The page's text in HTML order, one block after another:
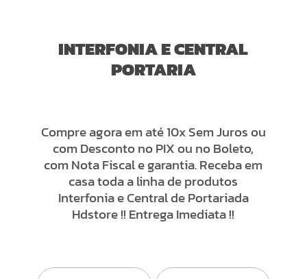
INTERFONIA E CENTRAL
PORTARIA
Compre agora em até 10x Sem Juros ou
com Desconto no PIX ou no Boleto,
com Nota Fiscal e garantia. Receba em
casa toda a linha de produtos
Interfonia e Central de Portariada
Hdstore !! Entrega Imediata !!